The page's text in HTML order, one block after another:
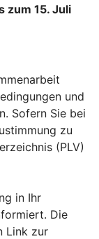
zum 15. Juli
und
Sofern Sie bei
zu
(PLV)
in Ihr
Die
Link zur